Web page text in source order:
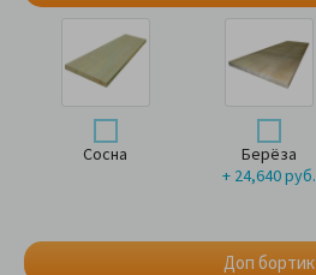
Доп бортик
Сосна
Берёза
+ 24,640 руб.